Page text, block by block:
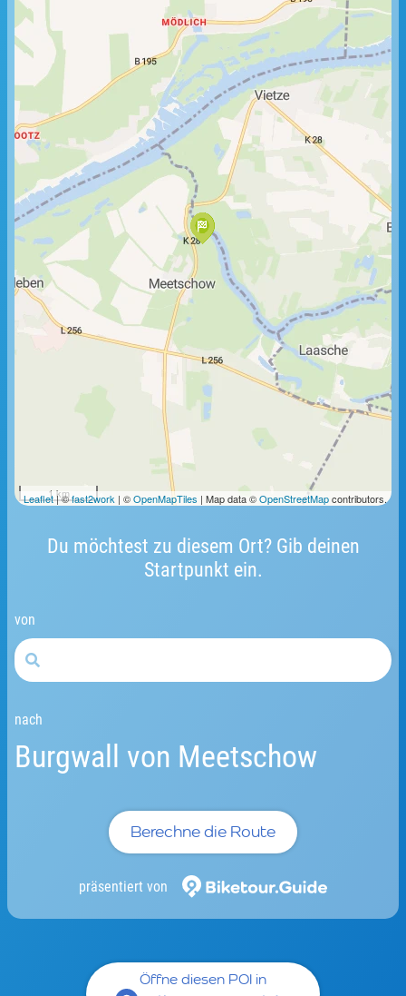
Du möchtest zu diesem Ort? Gib deinen
Startpunkt ein.
von
nach
Burgwall von Meetschow
Berechne die Route
präsentiert von
1 km
Leaflet| ©fast2work | ©OpenMapTiles | Map data ©OpenStreetMapcontributors.
Öffne diesen POI in